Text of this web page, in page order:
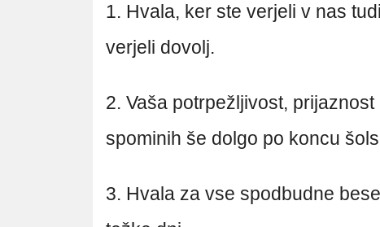
1. Hvala, ker ste verjeli v nas
verjeli dovolj.
2. Vaša potrpežljivost,
spominih še dolgo po koncu
3. Hvala za vse spodbudne